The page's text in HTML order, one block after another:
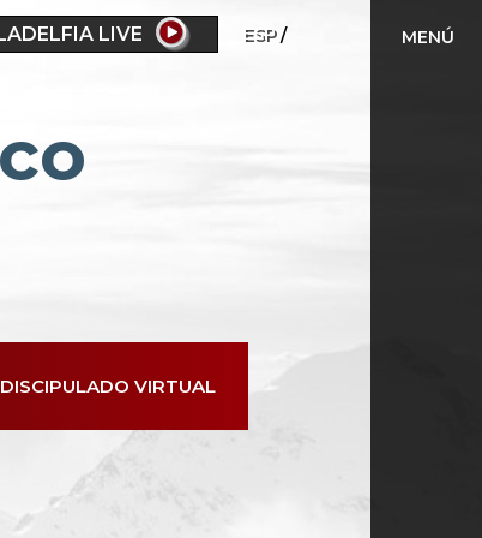
LIVE ESP MENÚ
DISCIPULADO VIRTUAL